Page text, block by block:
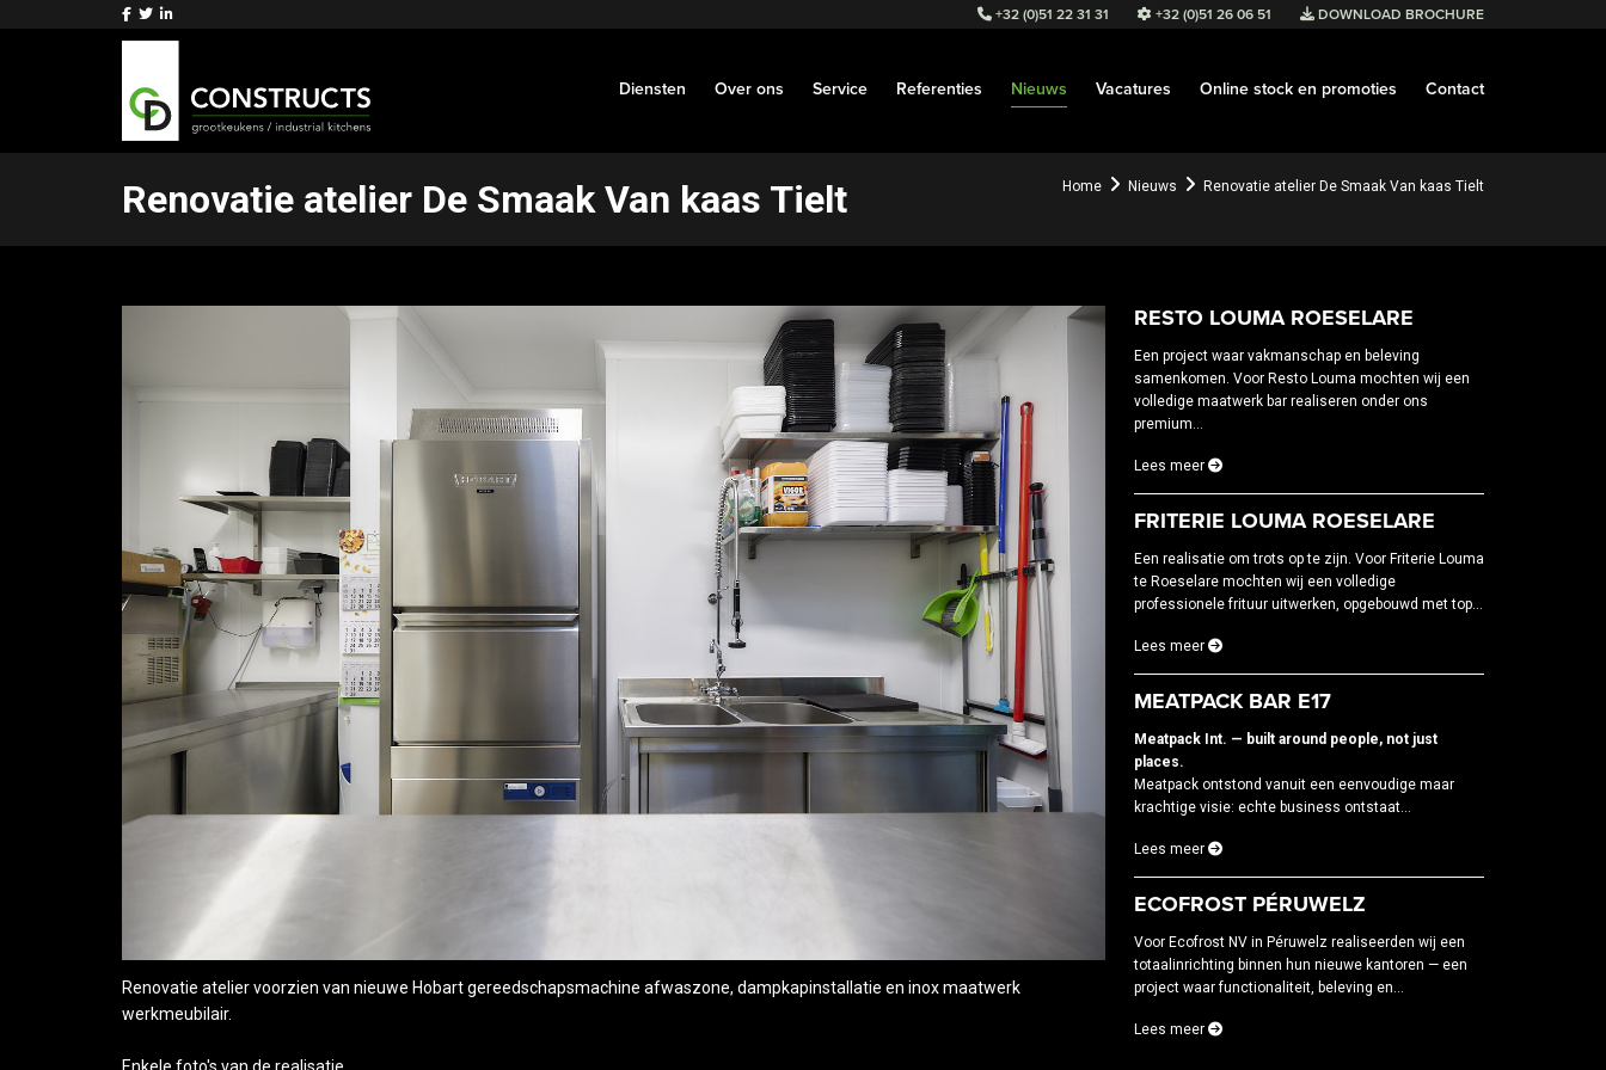
+32 (0)51 22 31 31 +32 (0)51 26 06 51 DOWNLOAD BROCHURE
Diensten Over ons Service Referenties Nieuws Vacatures Online stock en promoties Contact
Renovatie atelier De Smaak Van kaas Tielt Home Nieuws Renovatie atelier De Smaak Van kaas Tielt
Renovatie atelier voorzien van nieuwe Hobart gereedschapsmachine afwaszone, dampkapinstallatie en inox maatwerk
werkmeubilair.
RESTO LOUMA ROESELARE
Een project waar vakmanschap en beleving
samenkomen. Voor Resto Louma mochten wij een
volledige maatwerk bar realiseren onder ons
premium...
Lees meer
FRITERIE LOUMA ROESELARE
Een realisatie om trots op te zijn. Voor Friterie Louma
te Roeselare mochten wij een volledige
professionele frituur uitwerken, opgebouwd met top...
Lees meer
MEATPACK BAR E17
Meatpack Int. — built around people, not just
places.
Meatpack ontstond vanuit een eenvoudige maar
krachtige visie: echte business ontstaat...
Lees meer
ECOFROST PÉRUWELZ
Voor Ecofrost NV in Péruwelz realiseerden wij een
totaalinrichting binnen hun nieuwe kantoren — een
project waar functionaliteit, beleving en...
Lees meer